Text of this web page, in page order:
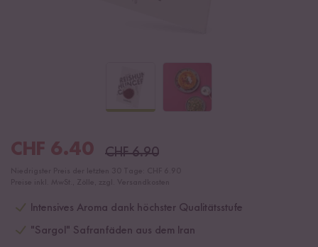
CHF 6.40 CHF6.90
Intensives Aroma dank höchster Qualitätsstufe
"Sargol" Safranfäden aus dem Iran